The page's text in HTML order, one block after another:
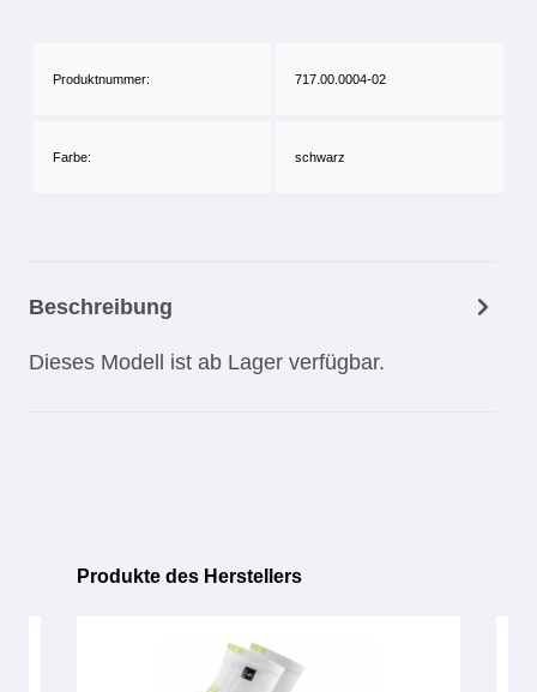
Produktnummer: 717.00.0004-02
Farbe: schwarz
Beschreibung
Dieses Modell ist ab Lager verfügbar.
Produktgalerie überspringen
Produkte des Herstellers